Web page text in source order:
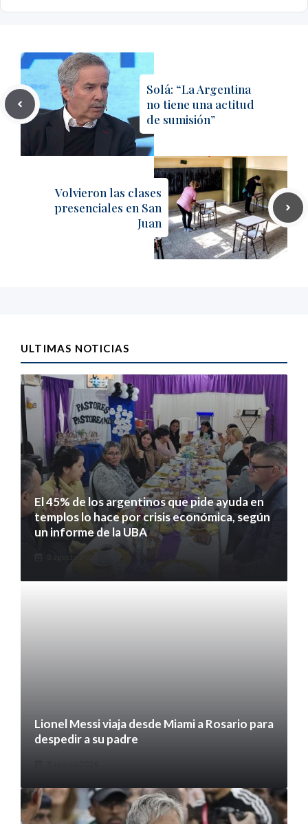
Solá: “La Argentina
no tiene una actitud
de sumisión”
Volvieron las clases
presenciales en San
Juan
ULTIMAS NOTICIAS
El 45% de los argentinos que pide ayuda en
templos lo hace por crisis económica, según
un informe de la UBA
8 agosto 2026
Lionel Messi viaja desde Miami a Rosario para
despedir a su padre